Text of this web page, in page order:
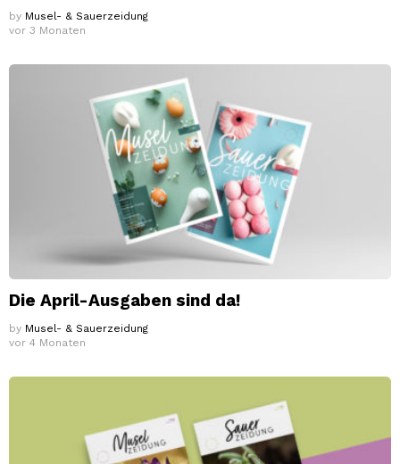
by Musel- & Sauerzeidung
vor 3 Monaten
Die April-Ausgaben sind da!
by Musel- & Sauerzeidung
vor 4 Monaten